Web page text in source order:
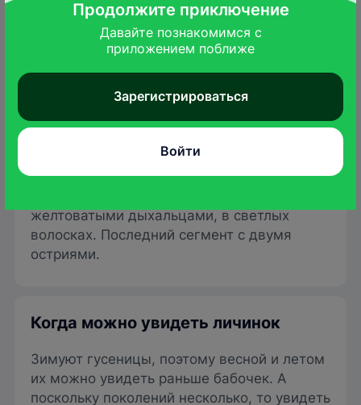
pyrgus.de
Светло-зеленая, с темно-зеленой полосой
вдоль спины в широком беловато-зеленом
желтоватыми дыхальцами, в светлых
волосках. Последний сегмент с двумя
остриями.
Когда можно увидеть личинок
Зимуют гусеницы, поэтому весной и летом
их можно увидеть раньше бабочек. А
поскольку поколений несколько, то увидеть
Продолжите приключение
Давайте познакомимся с
приложением поближе
Зарегистрироваться
Войти